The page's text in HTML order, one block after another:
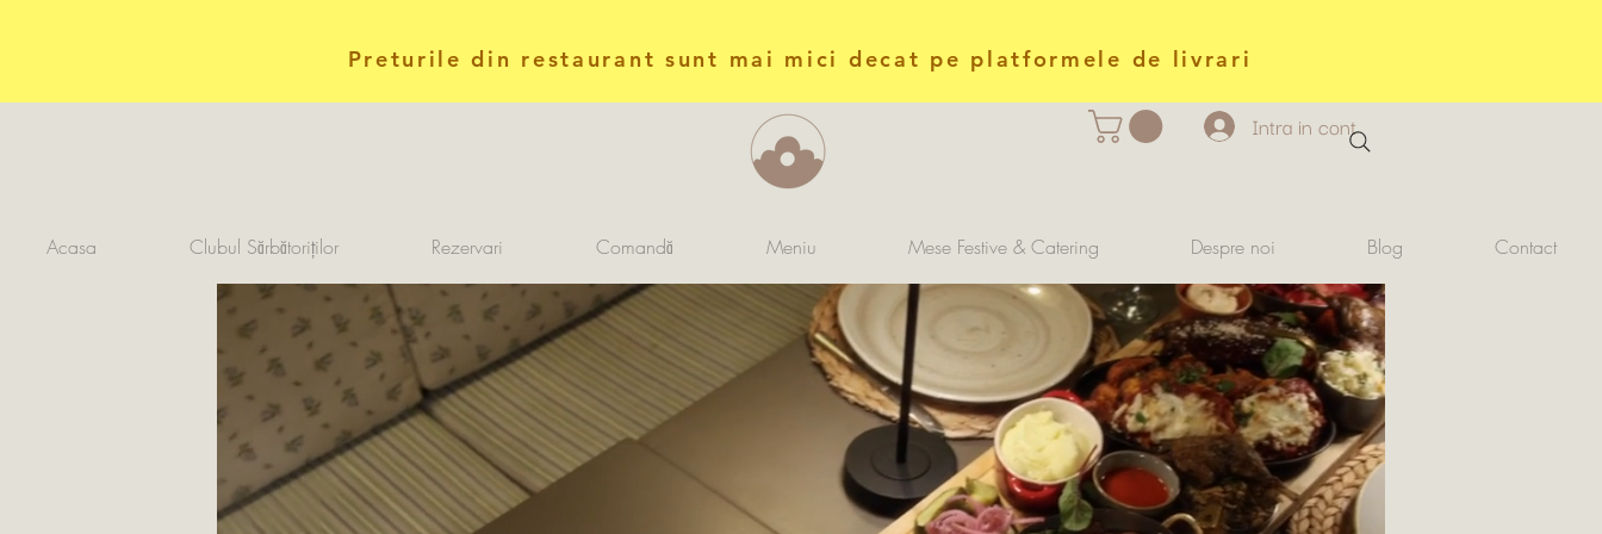
Preturile din restaurant sunt mai mici decat pe platformele de livrari
Intra in cont
Acasa Clubul Sărbătoriților Rezervari Comandă Meniu Mese Festive & Catering Despre noi Blog Contact